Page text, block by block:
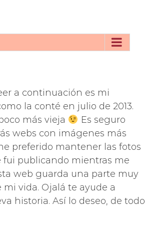
a continuación es mi
la conté en julio de 2013.
más vieja
Es seguro
webs con imágenes más
preferido mantener las fotos
fui publicando mientras me
web guarda una parte muy
vida. Ojalá te ayude a
historia. Así lo deseo, de todo